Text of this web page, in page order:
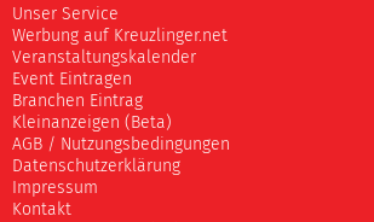
Unser Service
Werbung auf Kreuzlinger.net
Veranstaltungskalender
Event Eintragen
Branchen Eintrag
Kleinanzeigen (Beta)
AGB / Nutzungsbedingungen
Datenschutzerklärung
Impressum
Kontakt